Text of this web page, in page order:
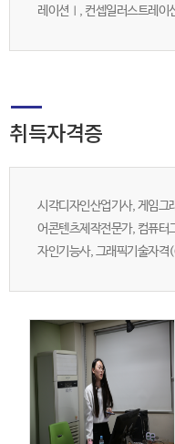
레이션Ⅰ, 컨셉일러스트레이
취득자격증
시각디자인산업기사, 게임그
어콘텐츠제작전문가, 컴퓨터
자인기능사, 그래픽기술자